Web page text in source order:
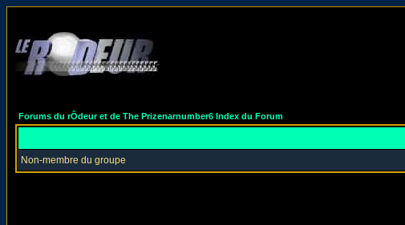
Forums du rÔdeur et de The Prizenarnumber6 Index du Forum
Non-membre du groupe